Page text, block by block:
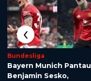
Bundesliga
Bayern Munich Pantau
Benjamin Sesko,
‹